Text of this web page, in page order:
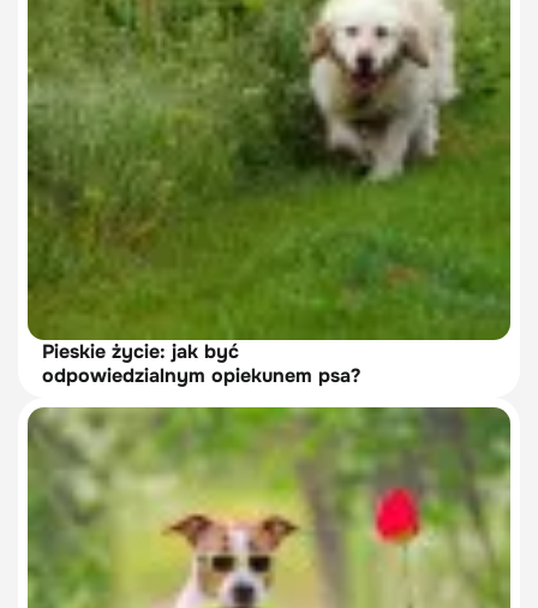
Pieskie życie: jak być
odpowiedzialnym opiekunem psa?